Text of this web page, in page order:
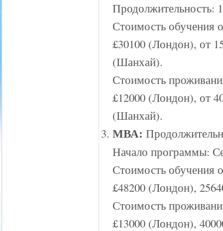
Продолжительность:
Стоимость
£30100 (Лондон), от
(Шанхай).
Стоимость
£12000 (Лондон), от
(Шанхай).
МВА:
Начало программы:
Стоимость
£48200 (Лондон),
Стоимость
£13000 (Лондон),